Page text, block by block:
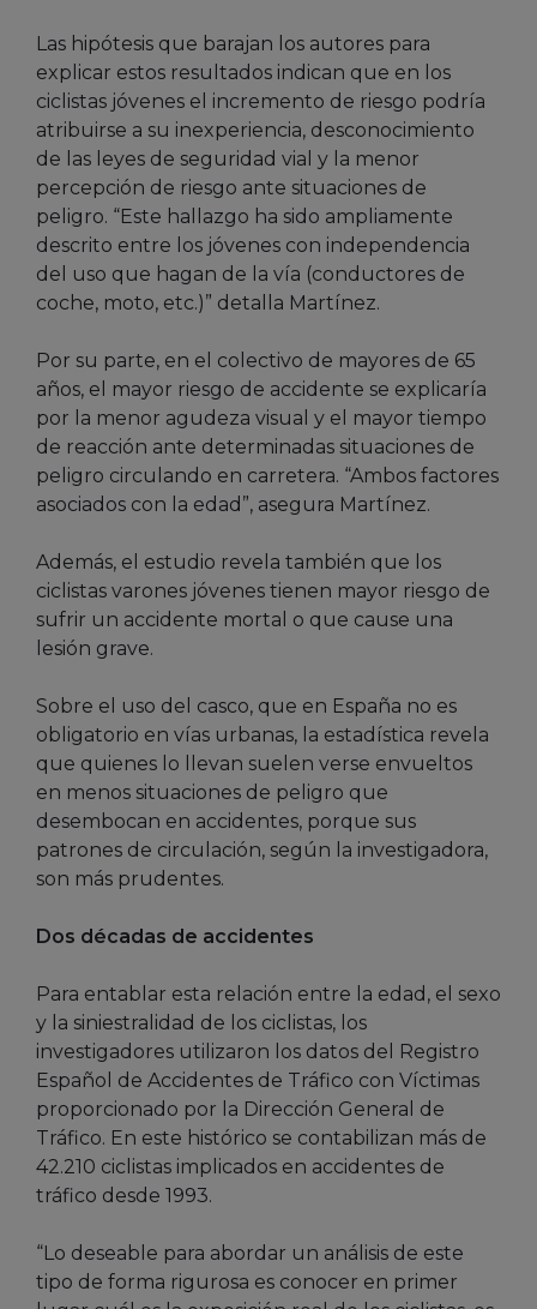
Las hipótesis que barajan los autores para
explicar estos resultados indican que en los
ciclistas jóvenes el incremento de riesgo podría
atribuirse a su inexperiencia, desconocimiento
de las leyes de seguridad vial y la menor
percepción de riesgo ante situaciones de
peligro. “Este hallazgo ha sido ampliamente
descrito entre los jóvenes con independencia
del uso que hagan de la vía (conductores de
coche, moto, etc.)” detalla Martínez.
Por su parte, en el colectivo de mayores de 65
años, el mayor riesgo de accidente se explicaría
por la menor agudeza visual y el mayor tiempo
de reacción ante determinadas situaciones de
peligro circulando en carretera. “Ambos factores
asociados con la edad”, asegura Martínez.
Además, el estudio revela también que los
ciclistas varones jóvenes tienen mayor riesgo de
sufrir un accidente mortal o que cause una
lesión grave.
Sobre el uso del casco, que en España no es
obligatorio en vías urbanas, la estadística revela
que quienes lo llevan suelen verse envueltos
en menos situaciones de peligro que
desembocan en accidentes, porque sus
patrones de circulación, según la investigadora,
son más prudentes.
Dos décadas de accidentes
Para entablar esta relación entre la edad, el sexo
y la siniestralidad de los ciclistas, los
investigadores utilizaron los datos del Registro
Español de Accidentes de Tráfico con Víctimas
proporcionado por la Dirección General de
Tráfico. En este histórico se contabilizan más de
42.210 ciclistas implicados en accidentes de
tráfico desde 1993.
“Lo deseable para abordar un análisis de este
tipo de forma rigurosa es conocer en primer